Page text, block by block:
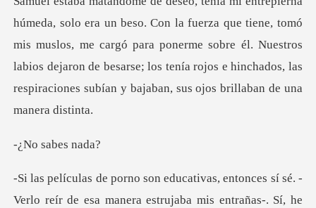
tiene, tomó
mis muslos, me cargó para ponerme sobre él. Nuestros
labios dejaron de besarse; los ten
sabes
sí sé. -
Verlo reír de esa manera estrujaba mis entra